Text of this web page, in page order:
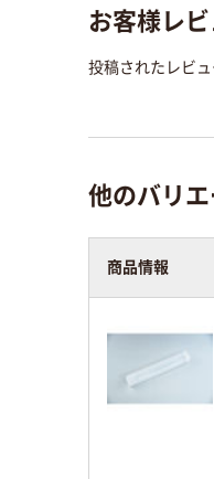
お客様レ
投稿されたレビ
他のバリ
商品情報